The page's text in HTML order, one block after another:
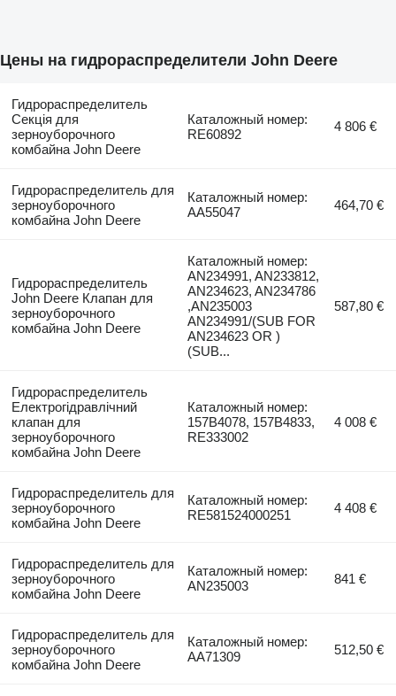
Цены на гидрораспределители John Deere
Гидрораспределитель
Cекція для
зерноуборочного
комбайна John Deere
Каталожный номер:
RE60892
4 806 €
Гидрораспределитель для
зерноуборочного
комбайна John Deere
Каталожный номер:
AA55047
464,70 €
Гидрораспределитель
John Deere Клапан для
зерноуборочного
комбайна John Deere
Каталожный номер:
AN234991, AN233812,
AN234623, AN234786
,AN235003
AN234991/(SUB FOR
AN234623 OR )
(SUB...
587,80 €
Гидрораспределитель
Електрогідравлічний
клапан для
зерноуборочного
комбайна John Deere
Каталожный номер:
157B4078, 157B4833,
RE333002
4 008 €
Гидрораспределитель для
зерноуборочного
комбайна John Deere
Каталожный номер:
RE581524000251
4 408 €
Гидрораспределитель для
зерноуборочного
комбайна John Deere
Каталожный номер:
AN235003
841 €
Гидрораспределитель для
зерноуборочного
комбайна John Deere
Каталожный номер:
AA71309
512,50 €